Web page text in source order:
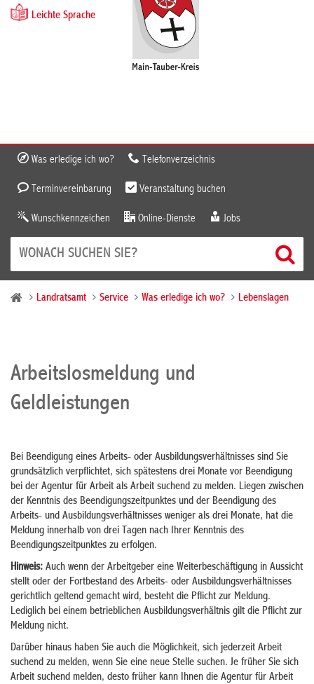
Leichte Sprache
Was erledige ich wo? Telefonverzeichnis
Terminvereinbarung Veranstaltung buchen
Wunschkennzeichen Online-Dienste Jobs
Landratsamt Service Was erledige ich wo? Lebenslagen
Arbeitslosmeldung und
Geldleistungen
Bei Beendigung eines Arbeits- oder Ausbildungsverhältnisses sind Sie
grundsätzlich verpflichtet, sich spätestens drei Monate vor Beendigung
bei der Agentur für Arbeit als Arbeit suchend zu melden. Liegen zwischen
der Kenntnis des Beendigungszeitpunktes und der Beendigung des
Arbeits- und Ausbildungsverhältnisses weniger als drei Monate, hat die
Meldung innerhalb von drei Tagen nach Ihrer Kenntnis des
Beendigungszeitpunktes zu erfolgen.
Hinweis: Auch wenn der Arbeitgeber eine Weiterbeschäftigung in Aussicht
stellt oder der Fortbestand des Arbeits- oder Ausbildungsverhältnisses
gerichtlich geltend gemacht wird, besteht die Pflicht zur Meldung.
Lediglich bei einem betrieblichen Ausbildungsverhältnis gilt die Pflicht zur
Meldung nicht.
Darüber hinaus haben Sie auch die Möglichkeit, sich jederzeit Arbeit
suchend zu melden, wenn Sie eine neue Stelle suchen. Je früher Sie sich
Arbeit suchend melden, desto früher kann Ihnen die Agentur für Arbeit